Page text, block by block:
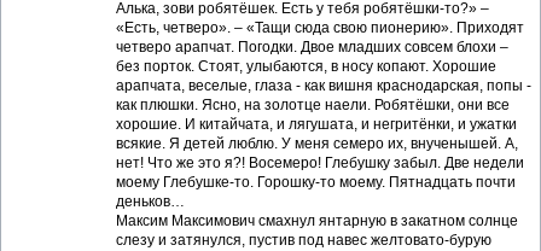
Алька, зови робятёшек. Есть у тебя робятёшки-то?» –
«Есть, четверо». – «Тащи сюда свою пионерию». Приходят
четверо арапчат. Погодки. Двое младших совсем блохи –
без порток. Стоят, улыбаются, в носу копают. Хорошие
арапчата, веселые, глаза - как вишня краснодарская, попы -
как плюшки. Ясно, на золотце наели. Робятёшки, они все
хорошие. И китайчата, и лягушата, и негритёнки, и ужатки
всякие. Я детей люблю. У меня семеро их, внученышей. А,
нет! Что же это я?! Восемеро! Глебушку забыл. Две недели
моему Глебушке-то. Горошку-то моему. Пятнадцать почти
деньков…
Максим Максимович смахнул янтарную в закатном солнце
слезу и затянулся, пустив под навес желтовато-бурую